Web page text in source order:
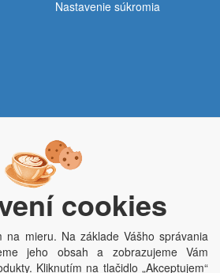
Nastavenie súkromia
Město
cookies
na mieru. Na základe Vášho správania
jeho obsah a zobrazujeme Vám
Kliknutím na tlačidlo „Akceptujem“